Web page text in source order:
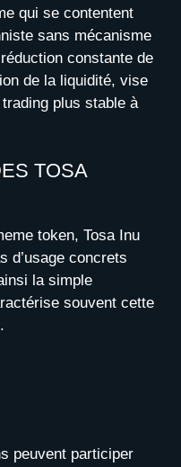
qui se contentent
sans mécanisme
constante de
de la liquidité, vise
plus stable à
TOSA
token, Tosa Inu
d’usage concrets
la simple
souvent cette
peuvent participer